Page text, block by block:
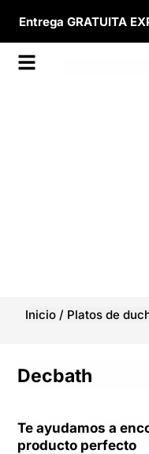
Entrega GRATUITA
Inicio / Platos de
Decbath
Te ayudamos a
producto perfecto